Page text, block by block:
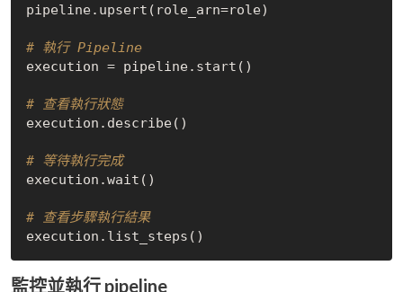
pipeline.upsert(role_arn=role)
# 執行 Pipeline
execution = pipeline.start()
# 查看執行狀態
execution.describe()
# 等待執行完成
execution.wait()
# 查看步驟執行結果
監控並執行 pipeline